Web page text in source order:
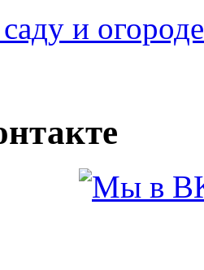
и огороде